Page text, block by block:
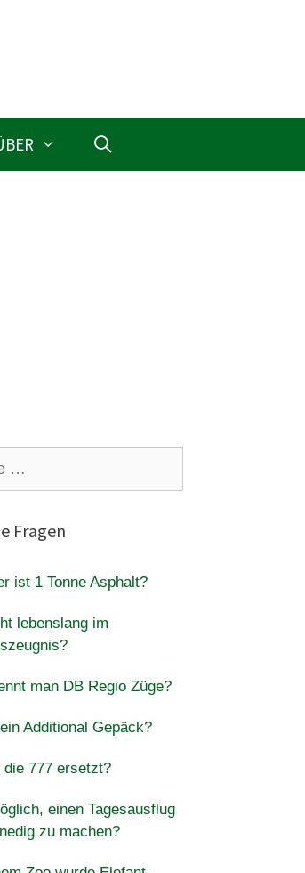
Fragen
ist 1 Tonne Asphalt?
lebenslang im
man DB Regio Züge?
Additional Gepäck?
die 777 ersetzt?
einen Tagesausflug
zu machen?